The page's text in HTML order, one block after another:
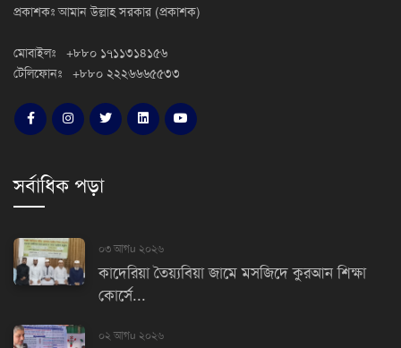
প্রকাশকঃ আমান উল্লাহ সরকার (প্রকাশক)
মোবাইলঃ +৮৮০ ১৭১১৩১৪১৫৬
টেলিফোনঃ +৮৮০ ২২২৬৬৬৫৫৩৩
সর্বাধিক পড়া
০৩ আগu ২০২৬
কাদেরিয়া তৈয়্যবিয়া জামে মসজিদে কুরআন শিক্ষা
কোর্সে...
০২ আগu ২০২৬